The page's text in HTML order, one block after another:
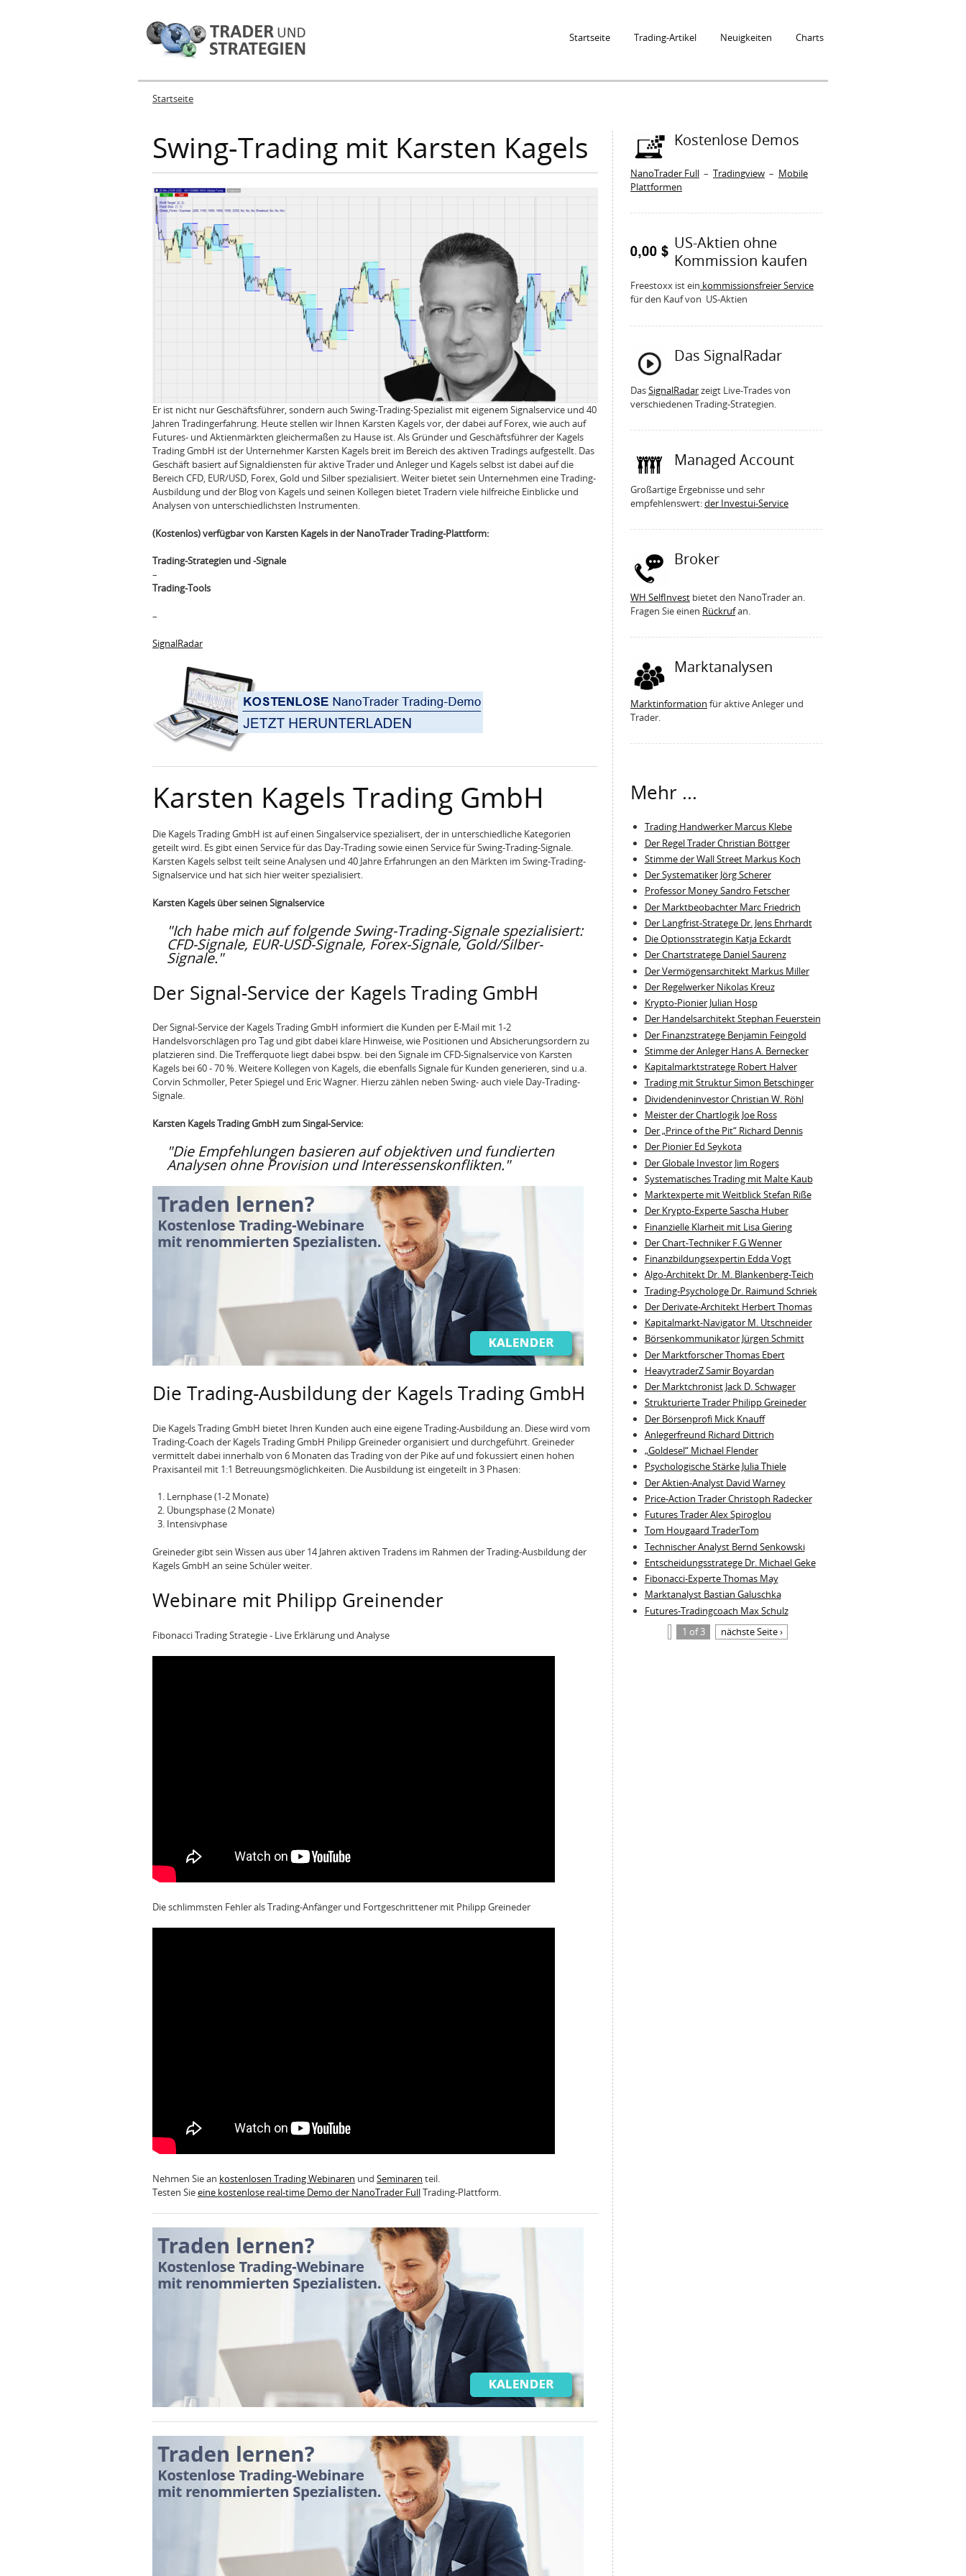
Startseite Trading-Artikel Neuigkeiten Charts
Sie sind hier
Startseite
Swing-Trading mit Karsten Kagels
Er ist nicht nur Geschäftsführer, sondern auch Swing-Trading-Spezialist mit eigenem Signalservice und 40
Jahren Tradingerfahrung. Heute stellen wir Ihnen Karsten Kagels vor, der dabei auf Forex, wie auch auf
Futures- und Aktienmärkten gleichermaßen zu Hause ist. Als Gründer und Geschäftsführer der Kagels
Trading GmbH ist der Unternehmer Karsten Kagels breit im Bereich des aktiven Tradings aufgestellt. Das
Geschäft basiert auf Signaldiensten für aktive Trader und Anleger und Kagels selbst ist dabei auf die
Bereich CFD, EUR/USD, Forex, Gold und Silber spezialisiert. Weiter bietet sein Unternehmen eine Trading-
Ausbildung und der Blog von Kagels und seinen Kollegen bietet Tradern viele hilfreiche Einblicke und
Analysen von unterschiedlichsten Instrumenten.
(Kostenlos) verfügbar von Karsten Kagels in der NanoTrader Trading-Plattform:
Trading-Strategien und -Signale
–
Trading-Tools
–
SignalRadar
Karsten Kagels Trading GmbH
Die Kagels Trading GmbH ist auf einen Singalservice spezialisert, der in unterschiedliche Kategorien
geteilt wird. Es gibt einen Service für das Day-Trading sowie einen Service für Swing-Trading-Signale.
Karsten Kagels selbst teilt seine Analysen und 40 Jahre Erfahrungen an den Märkten im Swing-Trading-
Signalservice und hat sich hier weiter spezialisiert.
Karsten Kagels über seinen Signalservice
"Ich habe mich auf folgende Swing-Trading-Signale spezialisiert:
CFD-Signale, EUR-USD-Signale, Forex-Signale, Gold/Silber-
Signale."
Der Signal-Service der Kagels Trading GmbH
Der Signal-Service der Kagels Trading GmbH informiert die Kunden per E-Mail mit 1-2
Handelsvorschlägen pro Tag und gibt dabei klare Hinweise, wie Positionen und Absicherungsordern zu
platzieren sind. Die Trefferquote liegt dabei bspw. bei den Signale im CFD-Signalservice von Karsten
Kagels bei 60 - 70 %. Weitere Kollegen von Kagels, die ebenfalls Signale für Kunden generieren, sind u.a.
Corvin Schmoller, Peter Spiegel und Eric Wagner. Hierzu zählen neben Swing- auch viele Day-Trading-
Signale.
Karsten Kagels Trading GmbH zum Singal-Service:
"Die Empfehlungen basieren auf objektiven und fundierten
Analysen ohne Provision und Interessenskonflikten."
Die Trading-Ausbildung der Kagels Trading GmbH
Die Kagels Trading GmbH bietet Ihren Kunden auch eine eigene Trading-Ausbildung an. Diese wird vom
Trading-Coach der Kagels Trading GmbH Philipp Greineder organisiert und durchgeführt. Greineder
vermittelt dabei innerhalb von 6 Monaten das Trading von der Pike auf und fokussiert einen hohen
Praxisanteil mit 1:1 Betreuungsmöglichkeiten. Die Ausbildung ist eingeteilt in 3 Phasen:
Lernphase (1-2 Monate)
Übungsphase (2 Monate)
Intensivphase
Greineder gibt sein Wissen aus über 14 Jahren aktiven Tradens im Rahmen der Trading-Ausbildung der
Kagels GmbH an seine Schüler weiter.
Webinare mit Philipp Greinender
Fibonacci Trading Strategie - Live Erklärung und Analyse
Die schlimmsten Fehler als Trading-Anfänger und Fortgeschrittener mit Philipp Greineder
Nehmen Sie an kostenlosen Trading Webinaren und Seminaren teil.
Testen Sieeine kostenlose real-time Demo der NanoTrader FullTrading-Plattform.
Kostenlose Demos
NanoTrader Full – Tradingview – Mobile
Plattformen
US-Aktien ohne
Kommission kaufen
Freestoxx ist ein kommissionsfreier Service
für den Kauf von US-Aktien
Das SignalRadar
DasSignalRadarzeigt Live-Trades von
verschiedenen Trading-Strategien.
Managed Account
Großartige Ergebnisse und sehr
empfehlenswert:der Investui-Service
Broker
WH SelfInvest bietet den NanoTrader an.
Fragen Sie einen Rückrufan.
Marktanalysen
Marktinformation für aktive Anleger und
Trader.
Mehr ...
Trading Handwerker Marcus Klebe
Der Regel Trader Christian Böttger
Stimme der Wall Street Markus Koch
Der Systematiker Jörg Scherer
Professor Money Sandro Fetscher
Der Marktbeobachter Marc Friedrich
Der Langfrist-Stratege Dr. Jens Ehrhardt
Die Optionsstrategin Katja Eckardt
Der Chartstratege Daniel Saurenz
Der Vermögensarchitekt Markus Miller
Der Regelwerker Nikolas Kreuz
Krypto-Pionier Julian Hosp
Der Handelsarchitekt Stephan Feuerstein
Der Finanzstratege Benjamin Feingold
Stimme der Anleger Hans A. Bernecker
Kapitalmarktstratege Robert Halver
Trading mit Struktur Simon Betschinger
Dividendeninvestor Christian W. Röhl
Meister der Chartlogik Joe Ross
Der „Prince of the Pit“ Richard Dennis
Der Pionier Ed Seykota
Der Globale Investor Jim Rogers
Systematisches Trading mit Malte Kaub
Marktexperte mit Weitblick Stefan Riße
Der Krypto-Experte Sascha Huber
Finanzielle Klarheit mit Lisa Giering
Der Chart-Techniker F.G Wenner
Finanzbildungsexpertin Edda Vogt
Algo‑Architekt Dr. M. Blankenberg‑Teich
Trading-Psychologe Dr. Raimund Schriek
Der Derivate‑Architekt Herbert Thomas
Kapitalmarkt-Navigator M. Utschneider
Börsenkommunikator Jürgen Schmitt
Der Marktforscher Thomas Ebert
HeavytraderZ Samir Boyardan
Der Marktchronist Jack D. Schwager
Strukturierte Trader Philipp Greineder
Der Börsenprofi Mick Knauff
Anlegerfreund Richard Dittrich
„Goldesel“ Michael Flender
Psychologische Stärke Julia Thiele
Der Aktien-Analyst David Warney
Price-Action Trader Christoph Radecker
Futures Trader Alex Spiroglou
Tom Hougaard TraderTom
Technischer Analyst Bernd Senkowski
Entscheidungsstratege Dr. Michael Geke
Fibonacci-Experte Thomas May
Marktanalyst Bastian Galuschka
Futures-Tradingcoach Max Schulz
1 of 3
nächste Seite ›